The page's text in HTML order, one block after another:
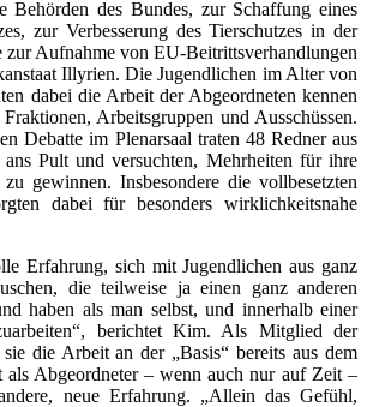
Behörden des Bundes, zur Schaffung eines
zur Verbesserung des Tierschutzes in der
Aufnahme von EU-Beitrittsverhandlungen
Illyrien. Die Jugendlichen im Alter von
dabei die Arbeit der Abgeordneten kennen
Arbeitsgruppen und Ausschüssen.
Debatte im Plenarsaal traten 48 Redner aus
Pult und versuchten, Mehrheiten für ihre
gewinnen. Insbesondere die vollbesetzten
dabei für besonders wirklichkeitsnahe
Erfahrung, sich mit Jugendlichen aus ganz
die teilweise ja einen ganz anderen
haben als man selbst, und innerhalb einer
berichtet Kim. Als Mitglied der
die Arbeit an der „Basis“ bereits aus dem
Abgeordneter – wenn auch nur auf Zeit –
neue Erfahrung. „Allein das Gefühl,